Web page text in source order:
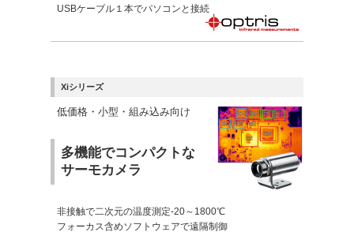
USBケーブル１本でパソコンと接続
Xiシリーズ
低価格・小型・組み込み向け
多機能でコンパクトな
サーモカメラ
非接触で二次元の温度測定-20～1800℃
フォーカス含めソフトウェアで遠隔制御